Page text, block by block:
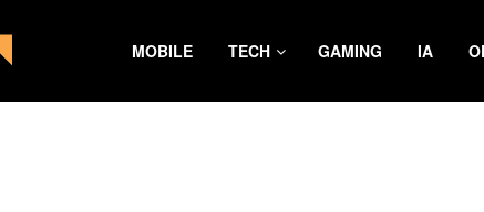
MOBILE TECH GAMING IA